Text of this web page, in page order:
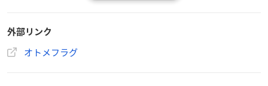
購入は こちら
※本公演は女性向けのイベントとなります。
外部リンク
オトメフラグ